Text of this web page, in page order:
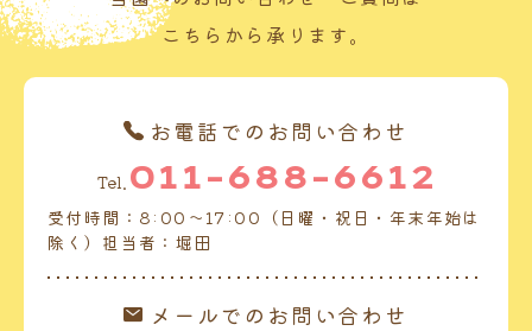
こちらから承ります。
お電話でのお問い合わせ
Tel. 011-688-6612
受付時間：8:00～17:00（日曜・祝日・年末年始は
除く）担当者：堀田
メールでのお問い合わせ